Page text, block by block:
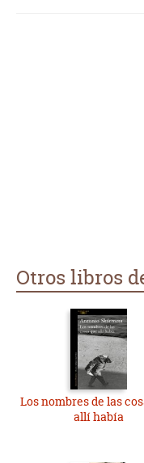
Otros libros
Los nombres de las
allí había